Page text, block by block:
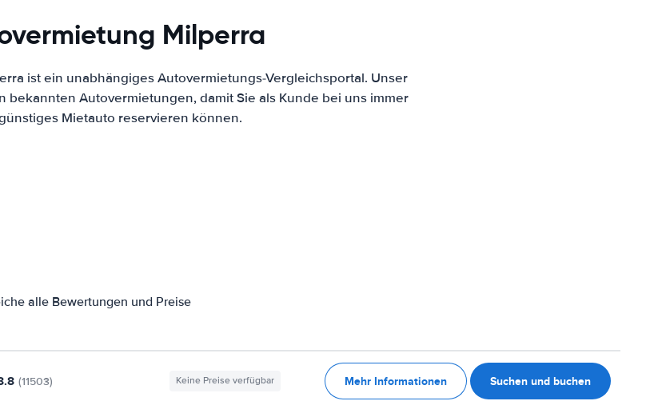
Milperra
ist ein unabhängiges Autovermietungs-Vergleichsportal. Unser
bekannten Autovermietungen, damit Sie als Kunde bei uns immer
Mietauto reservieren können.
alle Bewertungen und Preise
(11503) Keine Preise verfügbar Mehr Informationen Suchen und buchen